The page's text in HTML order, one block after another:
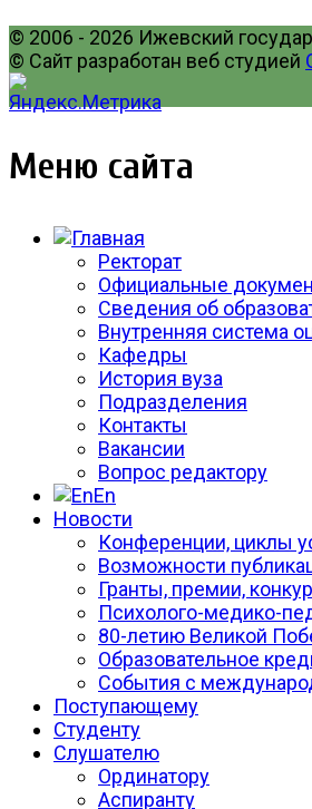
© 2006 - 2026 Ижевский
© Сайт разработан веб студией
Меню сайта
Ректорат
Официальные
Сведения об
Внутренняя система
Кафедры
История вуза
Подразделения
Контакты
Вакансии
Вопрос редактору
En
Новости
Конференции, циклы
Возможности
Гранты, премии,
Психолого-медико-
80-летию Великой
Образовательное
События с
Поступающему
Студенту
Слушателю
Ординатору
Аспиранту